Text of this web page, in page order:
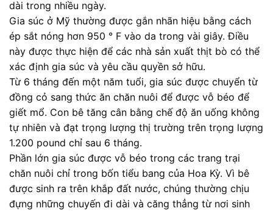
dài trong nhiều ngày.
Gia súc ở Mỹ thường được gắn nhãn hiệu bằng cách
ép sắt nóng hơn 950 ° F vào da trong vài giây. Điều
này được thực hiện để các nhà sản xuất thịt bò có thể
xác định gia súc và yêu cầu quyền sở hữu.
Từ 6 tháng đến một năm tuổi, gia súc được chuyển từ
đồng cỏ sang thức ăn chăn nuôi để được vỗ béo để
giết mổ. Con bê tăng cân bằng chế độ ăn uống không
tự nhiên và đạt trọng lượng thị trường trên trọng lượng
1.200 pound chỉ sau 6 tháng.
Phần lớn gia súc được vỗ béo trong các trang trại
chăn nuôi chỉ trong bốn tiểu bang của Hoa Kỳ. Vì bê
được sinh ra trên khắp đất nước, chúng thường chịu
đựng những chuyến đi dài và căng thẳng từ nơi sinh